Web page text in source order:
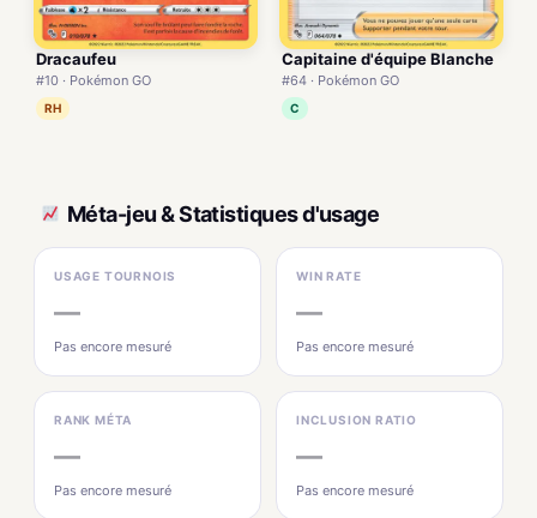
Dracaufeu
#10 · Pokémon GO
RH
Capitaine d'équipe Blanche
#64 · Pokémon GO
C
Méta-jeu & Statistiques d'usage
USAGE TOURNOIS
—
Pas encore mesuré
WIN RATE
—
Pas encore mesuré
RANK MÉTA
—
Pas encore mesuré
INCLUSION RATIO
—
Pas encore mesuré